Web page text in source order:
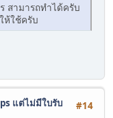
สามารถทำได้ครับ
ห้ใช้ครับ
#14
แต่ไม่มีใบรับ